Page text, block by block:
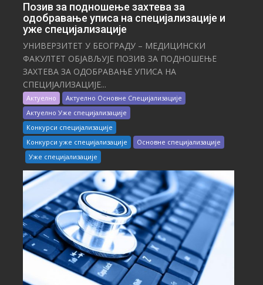
Позив за подношење захтева за
одобравање уписа на специјализације и
уже специјализације
УНИВЕРЗИТЕТ У БЕОГРАДУ – МЕДИЦИНСКИ
ФАКУЛТЕТ ОБЈАВЉУЈЕ ПОЗИВ ЗА ПОДНОШЕЊЕ
ЗАХТЕВА ЗА ОДОБРАВАЊЕ УПИСА НА
СПЕЦИЈАЛИЗАЦИЈЕ...
Актуелно
Актуелно Основне Специјализације
Актуелно Уже специјализације
Конкурси специјализације
Конкурси уже специјализације
Основне специјализације
Уже специјализације